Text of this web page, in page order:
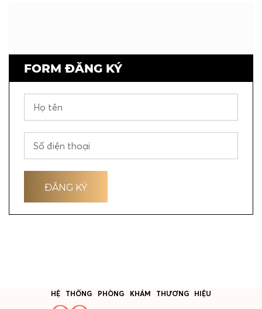
FORM ĐĂNG KÝ
HỆ THỐNG PHÒNG KHÁM THƯƠNG HIỆU